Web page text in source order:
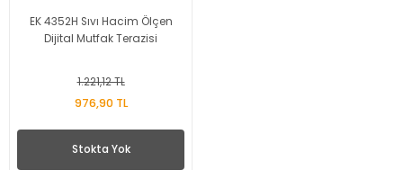
EK 4352H Sıvı Hacim Ölçen
Dijital Mutfak Terazisi
1.221,12 TL
976,90 TL
Stokta Yok